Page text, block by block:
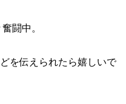
闘中。
を伝えられたら嬉しいで